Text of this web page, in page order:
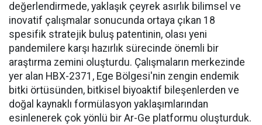
değerlendirmede, yaklaşık çeyrek asırlık bilimsel ve
inovatif çalışmalar sonucunda ortaya çıkan 18
spesifik stratejik buluş patentinin, olası yeni
pandemilere karşı hazırlık sürecinde önemli bir
araştırma zemini oluşturdu. Çalışmaların merkezinde
yer alan HBX-2371, Ege Bölgesi'nin zengin endemik
bitki örtüsünden, bitkisel biyoaktif bileşenlerden ve
doğal kaynaklı formülasyon yaklaşımlarından
esinlenerek çok yönlü bir Ar-Ge platformu oluşturduk.